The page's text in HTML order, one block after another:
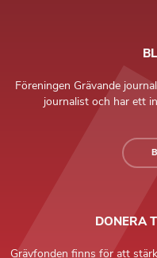
Föreningen Grävande
journalist och har ett
DONERA
Grävfonden finns för att